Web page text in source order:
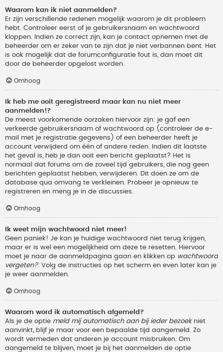
Waarom kan ik niet aanmelden?
Er zijn verschillende redenen mogelijk waarom je dit probleem
hebt. Controleer eerst of je gebruikersnaam en wachtwoord
kloppen. Indien ze correct zijn, kan je contact opnemen met de
beheerder om er zeker van te zijn dat je niet verbannen bent. Het
is ook mogelijk dat de forumconfiguratie fout is, dan moet dit
door de beheerder opgelost worden.
Omhoog
Ik heb me ooit geregistreerd maar kan nu niet meer
aanmelden!?
De meest voorkomende oorzaken hiervoor zijn: je gaf een
verkeerde gebruikersnaam of wachtwoord op (controleer de e-
mail met je registratie gegevens) of een beheerder heeft je
account verwijderd om één of andere reden. Indien dit laatste
het geval is, heb je dan ooit een bericht geplaatst? Het is
normaal dat forums om de zoveel tijd gebruikers, die nog geen
berichten geplaatst hebben, verwijderen. Dit doen ze om de
database qua omvang te verkleinen. Probeer je opnieuw te
registreren en meng je in de discussies.
Omhoog
Ik weet mijn wachtwoord niet meer!
Geen paniek! Je kan je huidige wachtwoord niet terug krijgen,
maar er is wel een mogelijkheid om deze te resetten. Hiervoor
moet je naar de aanmeldpagina gaan en klikken op wachtwoord
vergeten?. Volg de instructies op het scherm en even later kan je
je weer aanmelden.
Omhoog
Waarom word ik automatisch afgemeld?
Als je de optie meld mij automatisch aan bij ieder bezoekniet
aanvinkt, blijf je maar voor een bepaalde tijd aangemeld. Zo
wordt vermeden dat anderen je account misbruiken. Om
aangemeld te blijven, moet je bij het aanmelden de optie